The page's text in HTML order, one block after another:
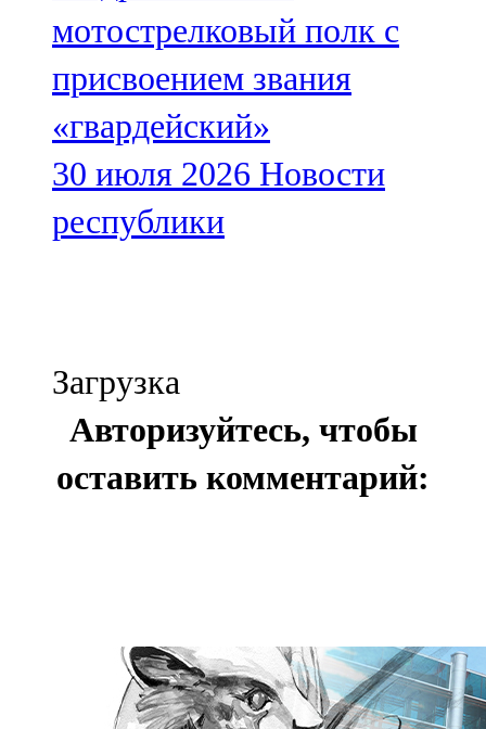
мотострелковый полк с
присвоением звания
«гвардейский»
30 июля 2026 Новости
республики
Загрузка
Авторизуйтесь, чтобы
оставить комментарий: